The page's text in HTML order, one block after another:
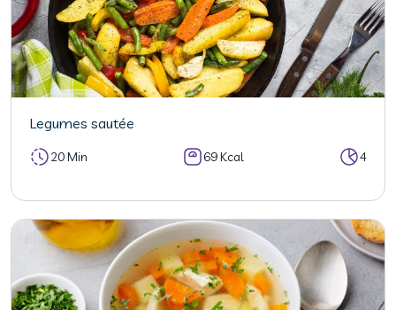
Legumes sautée
20 Min 69 Kcal 4